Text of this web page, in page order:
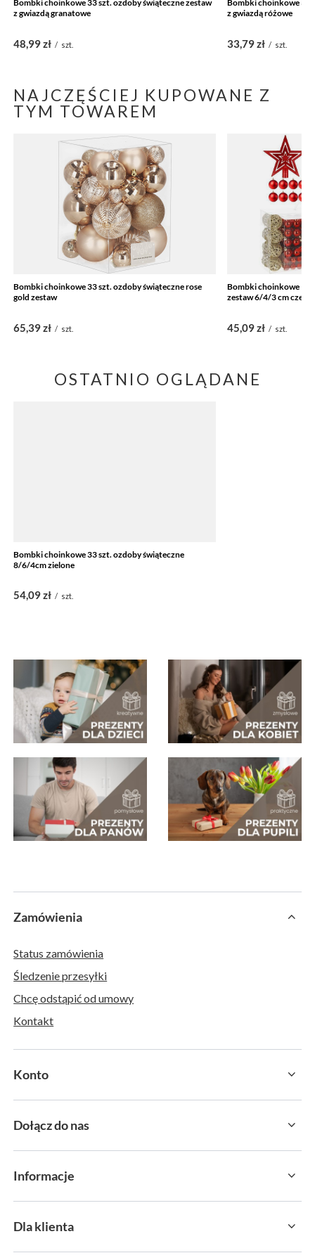
Bombki choinkowe 33 szt. ozdoby świąteczne zestaw
z gwiazdą granatowe
48,99 zł / szt.
Bombki choinkowe 33
z gwiazdą różowe
33,79 zł / szt.
NAJCZĘŚCIEJ KUPOWANE Z
TYM TOWAREM
Bombki choinkowe 33 szt. ozdoby świąteczne rose
gold zestaw
65,39 zł / szt.
Bombki choinkowe
zestaw 6/4/3 cm
45,09 zł / szt.
OSTATNIO OGLĄDANE
Bombki choinkowe 33 szt. ozdoby świąteczne
8/6/4cm zielone
54,09 zł / szt.
Zamówienia
Status zamówienia
Śledzenie przesyłki
Chcę odstąpić od umowy
Kontakt
Konto
Dołącz do nas
Informacje
Dla klienta